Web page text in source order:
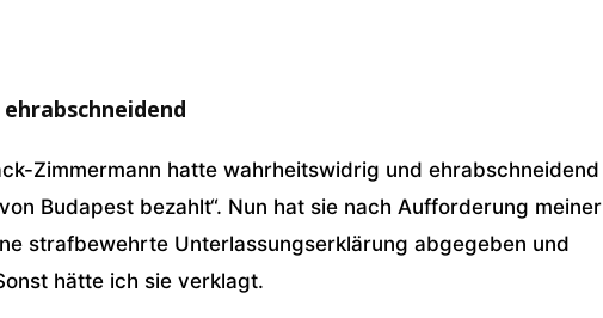
Zimmermann hatte wahrheitswidrig und ehrabschneidend
Budapest bezahlt“. Nun hat sie nach Aufforderung meiner
strafbewehrte Unterlassungserklärung abgegeben und
hätte ich sie verklagt.